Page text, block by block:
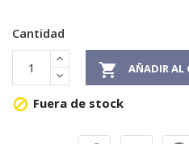
Cantidad
 AÑADIR AL
 Fuera de stock